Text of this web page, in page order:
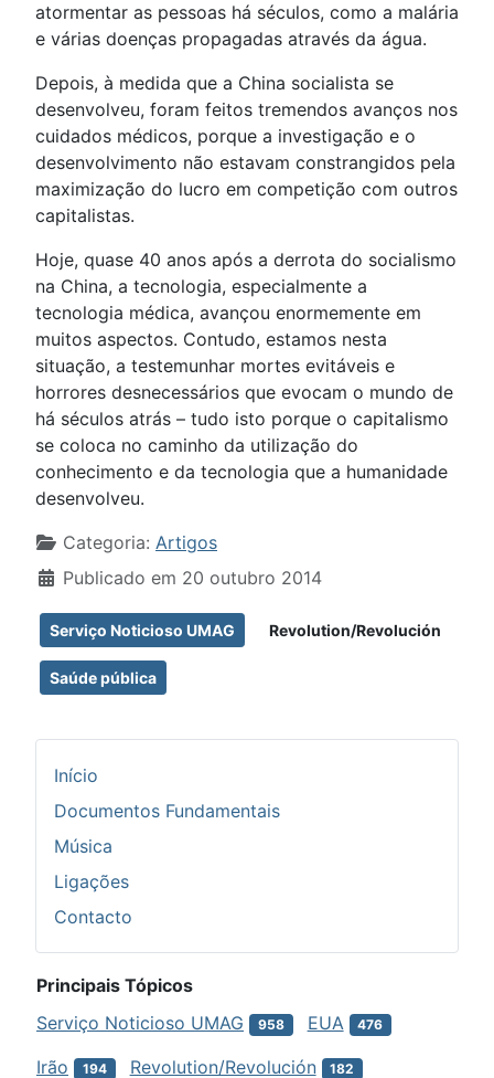
atormentar as pessoas há séculos, como a malária
e várias doenças propagadas através da água.
Depois, à medida que a China socialista se
desenvolveu, foram feitos tremendos avanços nos
cuidados médicos, porque a investigação e o
desenvolvimento não estavam constrangidos pela
maximização do lucro em competição com outros
capitalistas.
Hoje, quase 40 anos após a derrota do socialismo
na China, a tecnologia, especialmente a
tecnologia médica, avançou enormemente em
muitos aspectos. Contudo, estamos nesta
situação, a testemunhar mortes evitáveis e
horrores desnecessários que evocam o mundo de
há séculos atrás – tudo isto porque o capitalismo
se coloca no caminho da utilização do
conhecimento e da tecnologia que a humanidade
desenvolveu.
Detalhes
Categoria: Artigos
Publicado em 20 outubro 2014
Serviço Noticioso UMAG Revolution/Revolución
Saúde pública
Início
Documentos Fundamentais
Música
Ligações
Contacto
Principais Tópicos
Serviço Noticioso UMAG
958 EUA 476
Irão 194 Revolution/Revolución 182